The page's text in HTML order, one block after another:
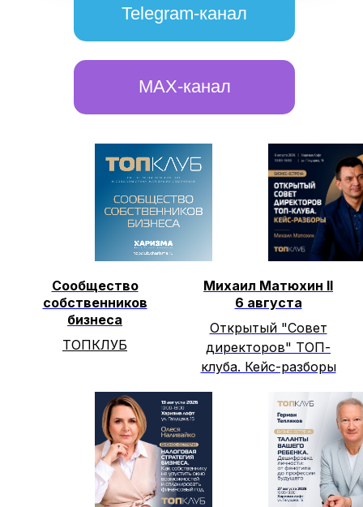
Telegram-канал
MAX-канал
Сообщество
собственников
бизнеса
ТОПКЛУБ
Михаил Матюхин II
6 августа
Открытый "Совет
директоров" ТОП-
клуба. Кейс-разборы